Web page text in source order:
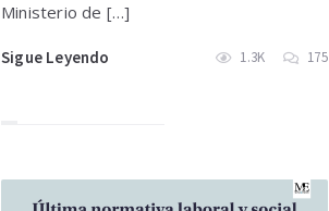
Ministerio de […]
Sigue Leyendo 1.3K 175